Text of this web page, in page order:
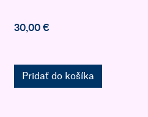
30,00 €
Pridať do košíka